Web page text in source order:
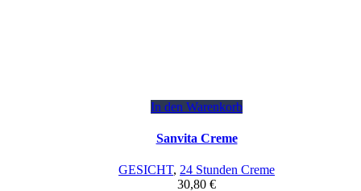
In den Warenkorb
Sanvita Creme
GESICHT, 24 Stunden Creme
30,80 €